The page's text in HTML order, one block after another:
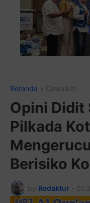
Beranda Cawalkot
Opini Didit
Pilkada
Berisiko
by Redaktur -